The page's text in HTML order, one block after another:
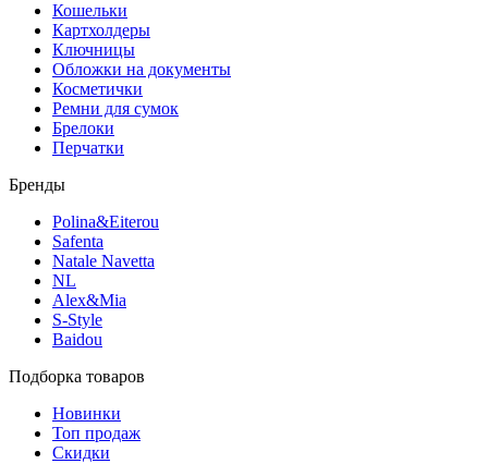
Кошельки
Картхолдеры
Ключницы
Обложки на документы
Косметички
Ремни для сумок
Брелоки
Перчатки
Бренды
Polina&Eiterou
Safenta
Natale Navetta
NL
Alex&Mia
S-Style
Baidou
Подборка товаров
Новинки
Топ продаж
Скидки